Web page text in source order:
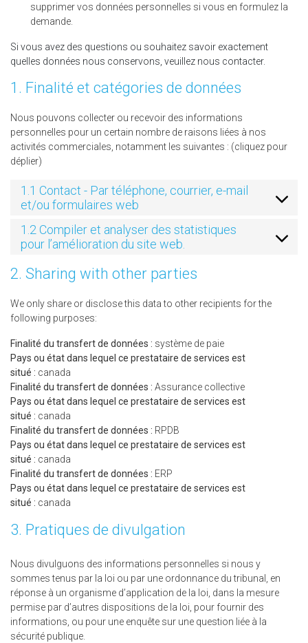
supprimer vos données personnelles si vous en formulez la
demande.
Si vous avez des questions ou souhaitez savoir exactement
quelles données nous conservons, veuillez nous contacter.
1. Finalité et catégories de données
Nous pouvons collecter ou recevoir des informations
personnelles pour un certain nombre de raisons liées à nos
activités commerciales, notamment les suivantes : (cliquez pour
déplier)
1.1 Contact - Par téléphone, courrier, e-mail
et/ou formulaires web
1.2 Compiler et analyser des statistiques
pour l’amélioration du site web.
2. Sharing with other parties
We only share or disclose this data to other recipients for the
following purposes:
Finalité du transfert de données : système de paie
Pays ou état dans lequel ce prestataire de services est
situé : canada
Finalité du transfert de données : Assurance collective
Pays ou état dans lequel ce prestataire de services est
situé : canada
Finalité du transfert de données : RPDB
Pays ou état dans lequel ce prestataire de services est
situé : canada
Finalité du transfert de données : ERP
Pays ou état dans lequel ce prestataire de services est
situé : canada
3. Pratiques de divulgation
Nous divulguons des informations personnelles si nous y
sommes tenus par la loi ou par une ordonnance du tribunal, en
réponse à un organisme d’application de la loi, dans la mesure
permise par d’autres dispositions de la loi, pour fournir des
informations, ou pour une enquête sur une question liée à la
sécurité publique.